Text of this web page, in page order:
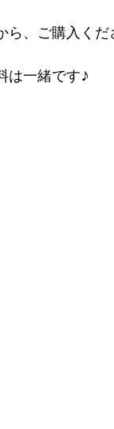
ら、ご購入くだ
は一緒です♪